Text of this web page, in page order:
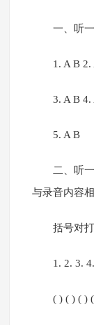
一、听
1. A B 2.
3. A B 4.
5. A B
二、听
与录音内容
括号对
1. 2. 3.
( ) ( ) ( )